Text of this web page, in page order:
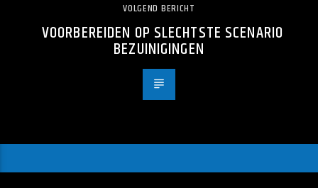
VOLGEND BERICHT
VOORBEREIDEN OP SLECHTSTE SCENARIO
BEZUINIGINGEN